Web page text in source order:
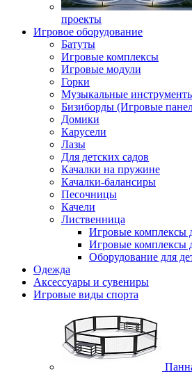
проекты
Игровое оборудование
Батуты
Игровые комплексы
Игровые модули
Горки
Музыкальные
Бизиборды (Игровые
Домики
Карусели
Лазы
Для детских садов
Качалки на пружине
Качалки-балансиры
Песочницы
Качели
Лиственница
Игровые комплексы
Игровые комплексы
Оборудование для
Одежда
Аксессуары и сувениры
Игровые виды спорта